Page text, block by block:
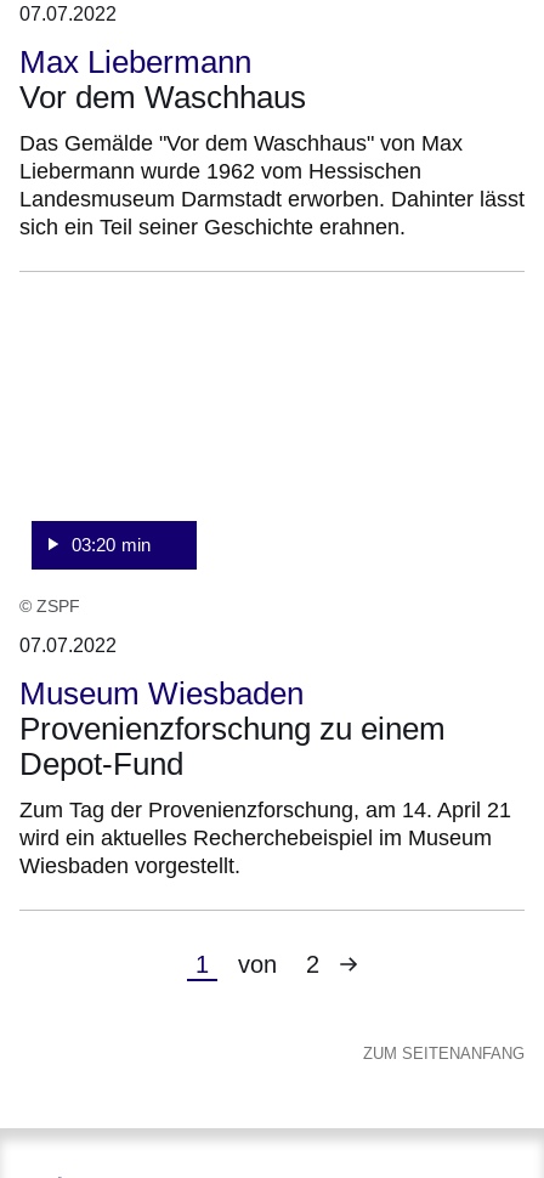
07.07.2022
Max Liebermann
Vor dem Waschhaus
Das Gemälde "Vor dem Waschhaus" von Max
Liebermann wurde 1962 vom Hessischen
Landesmuseum Darmstadt erworben. Dahinter lässt
sich ein Teil seiner Geschichte erahnen.
03:20 min
© ZSPF
07.07.2022
Museum Wiesbaden
Provenienzforschung zu einem
Depot-Fund
Zum Tag der Provenienzforschung, am 14. April 21
wird ein aktuelles Recherchebeispiel im Museum
Wiesbaden vorgestellt.
Aktuelle
1 von 2
Nächste
ZUM SEITENANFANG